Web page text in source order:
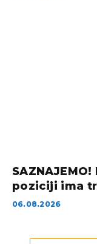
poziciji ima
06.08.2026